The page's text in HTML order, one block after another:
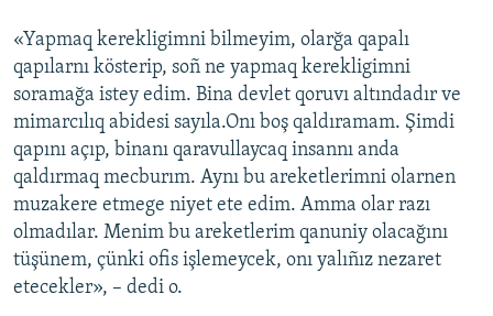
«Yapmaq kerekligimni bilmeyim, olarğa qapalı
qapılarnı kösterip, soñ ne yapmaq kerekligimni
soramağa istey edim. Bina devlet qoruvı altındadır ve
mimarcılıq abidesi sayıla.Onı boş qaldıramam. Şimdi
qapını açıp, binanı qaravullaycaq insannı anda
qaldırmaq mecburım. Aynı bu areketlerimni olarnen
muzakere etmege niyet ete edim. Amma olar razı
olmadılar. Menim bu areketlerim qanuniy olacağını
tüşünem, çünki ofis işlemeycek, onı yalıñız nezaret
etecekler», – dedi o.